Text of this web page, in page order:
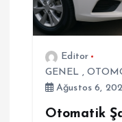
m
Editor
GENEL ,
Ağustos 6,
Otomatik